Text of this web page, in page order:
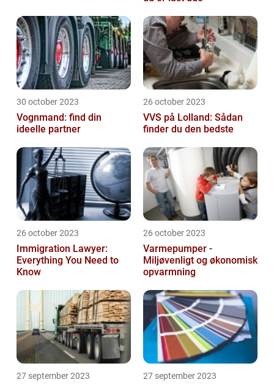
30 october 2023
Vognmand: find din
ideelle partner
26 october 2023
VVS på Lolland: Sådan
finder du den bedste
26 october 2023
Immigration Lawyer:
Everything You Need to
Know
26 october 2023
Varmepumper -
Miljøvenligt og økonomisk
opvarmning
27 september 2023 27 september 2023